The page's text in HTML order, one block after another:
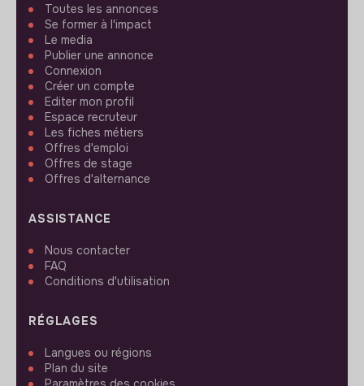
Toutes les annonces
Se former à l'impact
Le media
Publier une annonce
Connexion
Créer un compte
Editer mon profil
Espace recruteur
Les fiches métiers
Offres d'emploi
Offres de stage
Offres d'alternance
ASSISTANCE
Nous contacter
FAQ
Conditions d'utilisation
RÉGLAGES
Langues ou régions
Plan du site